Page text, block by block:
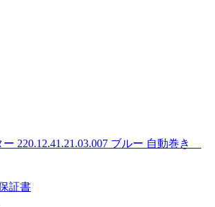
220.12.41.21.03.007 ブルー 自動巻き
証書